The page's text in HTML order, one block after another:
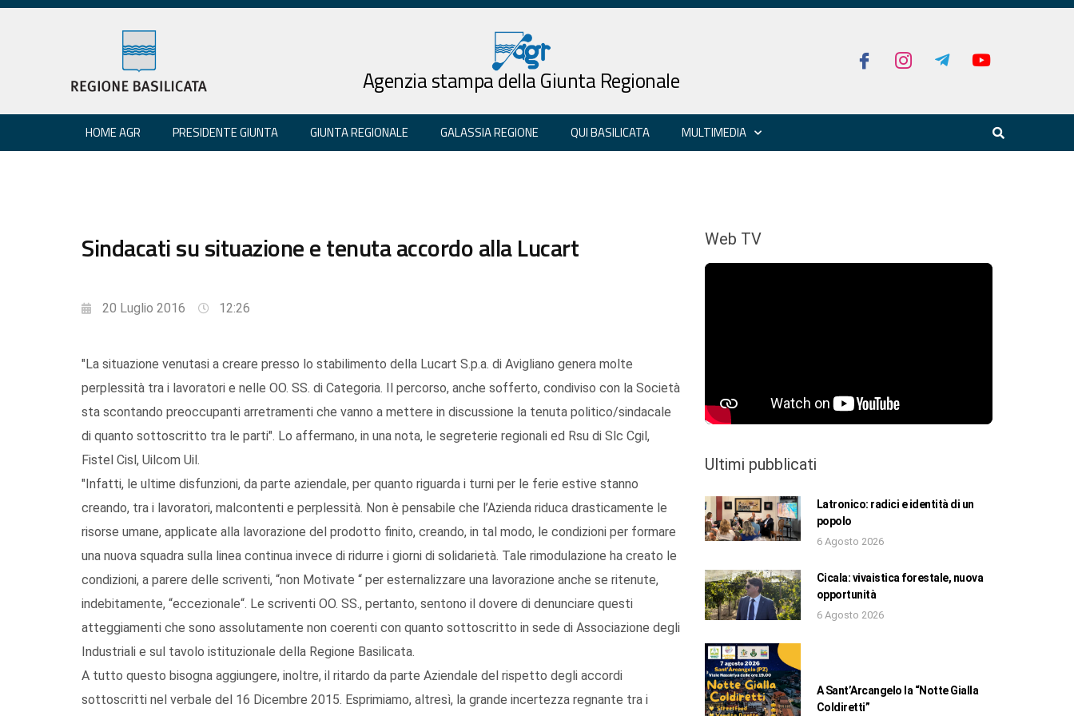
Agenzia stampa della Giunta Regionale
HOME AGR PRESIDENTE GIUNTA GIUNTA REGIONALE GALASSIA REGIONE QUI BASILICATA MULTIMEDIA
Sindacati su situazione e tenuta accordo alla Lucart
20 Luglio 2016 12:26
"La situazione venutasi a creare presso lo stabilimento della Lucart S.p.a. di Avigliano genera molte
perplessità tra i lavoratori e nelle OO. SS. di Categoria. Il percorso, anche sofferto, condiviso con la Società
sta scontando preoccupanti arretramenti che vanno a mettere in discussione la tenuta politico/sindacale
di quanto sottoscritto tra le parti". Lo affermano, in una nota, le segreterie regionali ed Rsu di Slc Cgil,
Fistel Cisl, Uilcom Uil.
"Infatti, le ultime disfunzioni, da parte aziendale, per quanto riguarda i turni per le ferie estive stanno
creando, tra i lavoratori, malcontenti e perplessità. Non è pensabile che l’Azienda riduca drasticamente le
risorse umane, applicate alla lavorazione del prodotto finito, creando, in tal modo, le condizioni per formare
una nuova squadra sulla linea continua invece di ridurre i giorni di solidarietà. Tale rimodulazione ha creato le
condizioni, a parere delle scriventi, “non Motivate “ per esternalizzare una lavorazione anche se ritenute,
indebitamente, “eccezionale“. Le scriventi OO. SS., pertanto, sentono il dovere di denunciare questi
atteggiamenti che sono assolutamente non coerenti con quanto sottoscritto in sede di Associazione degli
Industriali e sul tavolo istituzionale della Regione Basilicata.
A tutto questo bisogna aggiungere, inoltre, il ritardo da parte Aziendale del rispetto degli accordi
sottoscritti nel verbale del 16 Dicembre 2015. Esprimiamo, altresì, la grande incertezza regnante tra i
Web TV
Ultimi pubblicati
Latronico: radici e identità di un
popolo
6 Agosto 2026
Cicala: vivaistica forestale, nuova
opportunità
6 Agosto 2026
A Sant’Arcangelo la “Notte Gialla
Coldiretti”